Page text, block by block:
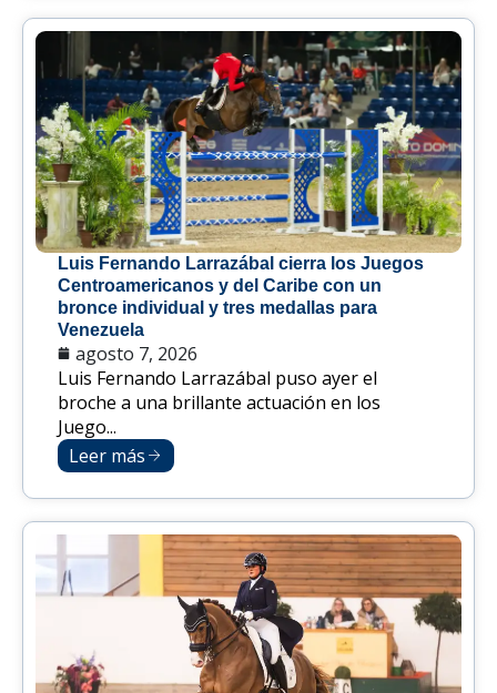
Luis Fernando Larrazábal cierra los Juegos
Centroamericanos y del Caribe con un
bronce individual y tres medallas para
Venezuela
agosto 7, 2026
Luis Fernando Larrazábal puso ayer el
broche a una brillante actuación en los
Juego...
Leer más